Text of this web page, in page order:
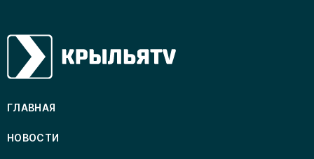
ГЛАВНАЯ
НОВОСТИ